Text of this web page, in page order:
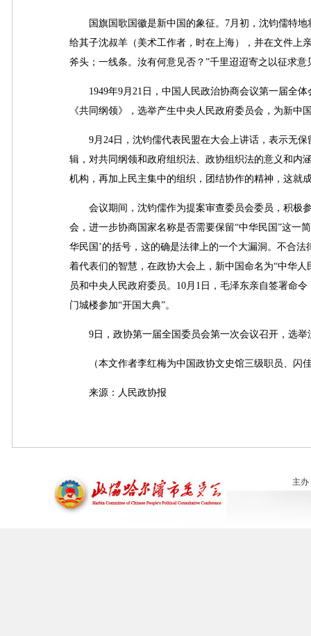
国旗国歌国徽是新中国的象征。7月初，沈钧儒特地
给其子沈叔羊（美术工作者，时在上海），并在文件上
斧头；一线条。汝有何意见否？”千里迢迢寄之以征求
1949年9月21日，中国人民政治协商会议第一届全体
《共同纲领》，选举产生中央人民政府委员会，为新
9月24日，沈钧儒代表民盟在大会上讲话，表示无保
辑，对共同纲领和政府组织法、政协组织法的意义和内
机构，再加上民主集中的组织，团结协作的精神，这就
会议期间，沈钧儒作为提案审查委员会委员，积极参
会，进一步协商国家名称是否需要保留“中华民国”这一
华民国’的括号，这的确是法律上的一个大漏洞。不合
着代表们的智慧，在政协大会上，新中国命名为“中华
员和中央人民政府委员。10月1日，毛泽东亲自签署命
门城楼参加“开国大典”。
9日，政协第一届全国委员会第一次会议召开，选举
（本文作者李红梅为中国政协文史馆三级职员、闪
来源：人民政协报
主